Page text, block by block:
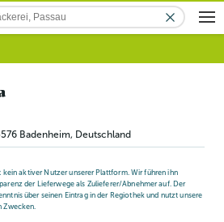
Badenheim, Deutschland
kein aktiver Nutzer unserer Plattform. Wir führen ihn
der Lieferwege als Zulieferer/Abnehmer auf. Der
über seinen Eintrag in der Regiothek und nutzt unsere
Zwecken.